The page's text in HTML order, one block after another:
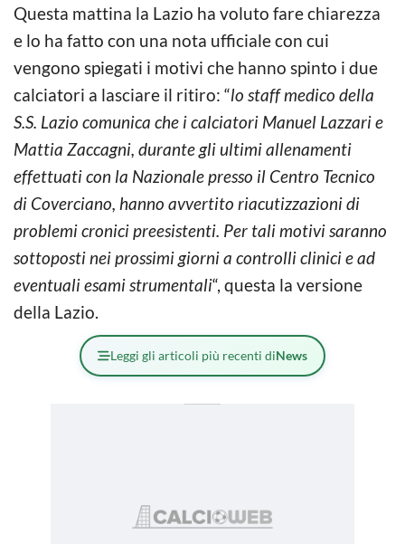
Questa mattina la Lazio ha voluto fare chiarezza
e lo ha fatto con una nota ufficiale con cui
vengono spiegati i motivi che hanno spinto i due
calciatori a lasciare il ritiro: “lo staff medico della
S.S. Lazio comunica che i calciatori Manuel Lazzari e
Mattia Zaccagni, durante gli ultimi allenamenti
effettuati con la Nazionale presso il Centro Tecnico
di Coverciano, hanno avvertito riacutizzazioni di
problemi cronici preesistenti. Per tali motivi saranno
sottoposti nei prossimi giorni a controlli clinici e ad
eventuali esami strumentali“, questa la versione
della Lazio.
Leggi gli articoli più recenti diNews